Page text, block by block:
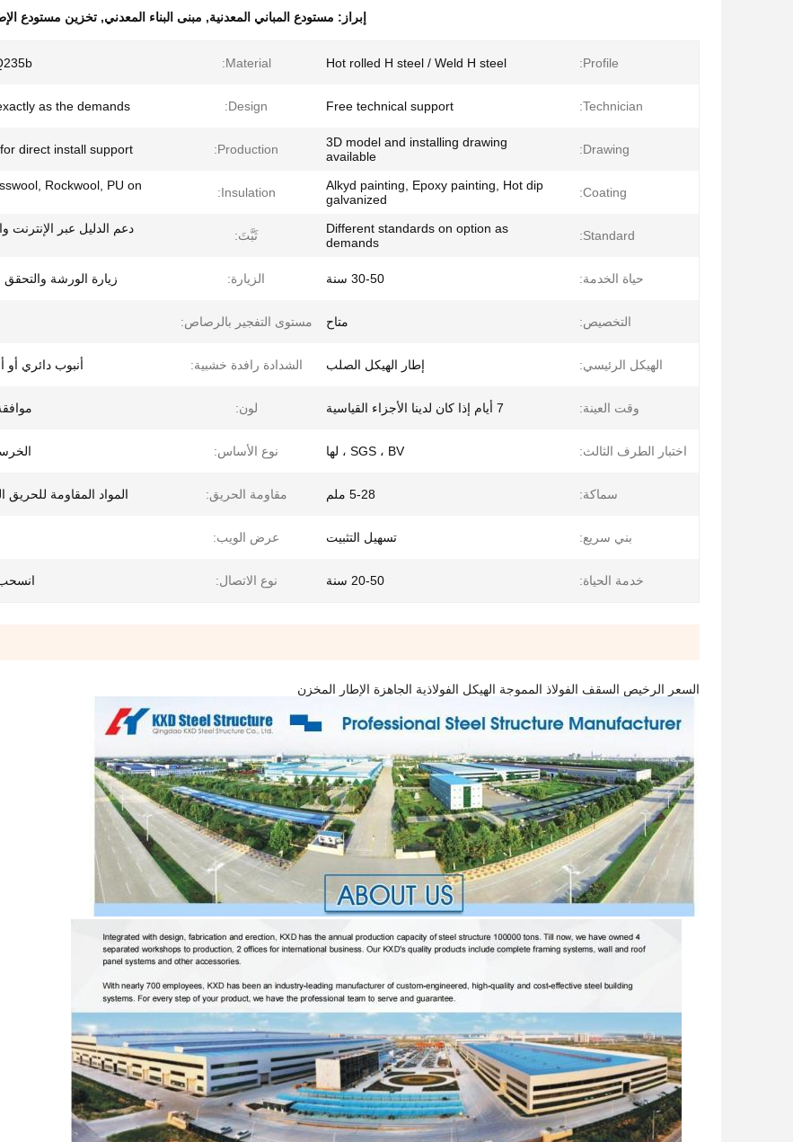
إبراز: مستودع المباني المعدنية, مبنى البناء المعدني, تخزين مستودع
Profile:
Hot rolled H steel / Weld H steel
Material:
Technician:
Free technical support
Design:
as the demands
Drawing:
3D model and installing drawing
available
Production:
direct install support
Coating:
Alkyd painting, Epoxy painting, Hot dip
galvanized
Insulation:
Rockwool, PU on
Standard:
Different standards on option as
demands
ثَبَّتَ:
دعم الدليل عبر الإنترنت
حياة الخدمة: 30-50 سنة الزيارة: زيارة الورشة والتحقق
التخصيص: متاح مستوى التفجير بالرصاص:
الهيكل الرئيسي: إطار الهيكل الصلب الشدادة رافدة خشبية: أنبوب دائري أو
وقت العينة: 7 أيام إذا كان لدينا الأجزاء القياسية لون:
اختبار الطرف الثالث: SGS ، BV ، لها نوع الأساس:
سماكة: 5-28 ملم مقاومة الحريق: المواد المقاومة للحريق
بني سريع: تسهيل التثبيت عرض الويب:
خدمة الحياة: 20-50 سنة نوع الاتصال:
السعر الرخيص السقف الفولاذ المموجة الهيكل الفولاذية الجاهزة الإطار المخزن